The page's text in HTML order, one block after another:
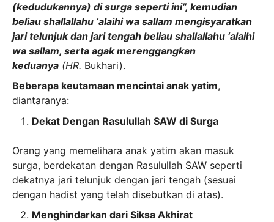
(kedudukannya) di surga seperti ini”, kemudian
beliau shallallahu ‘alaihi wa sallam mengisyaratkan
jari telunjuk dan jari tengah beliau shallallahu ‘alaihi
wa sallam, serta agak merenggangkan
keduanya (HR. Bukhari).
Beberapa keutamaan mencintai anak yatim,
diantaranya:
Dekat Dengan Rasulullah SAW di Surga
Orang yang memelihara anak yatim akan masuk
surga, berdekatan dengan Rasulullah SAW seperti
dekatnya jari telunjuk dengan jari tengah (sesuai
dengan hadist yang telah disebutkan di atas).
Menghindarkan dari Siksa Akhirat